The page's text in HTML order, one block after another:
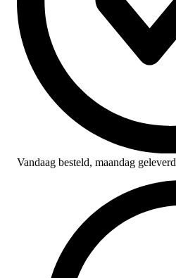
Vandaag besteld, maandag geleverd